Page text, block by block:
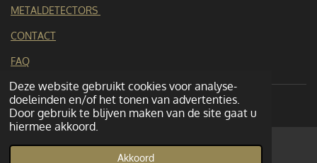
Deze website gebruikt cookies voor analyse-
doeleinden en/of het tonen van advertenties.
Door gebruik te blijven maken van de site gaat u
hiermee akkoord.
Akkoord
METALDETECTORS
CONTACT
FAQ